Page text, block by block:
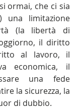
ormai, che ci sia
una limitazione
(la libertà di
il diritto
al lavoro, il
economica, il
una fede
la sicurezza, la
di dubbio.